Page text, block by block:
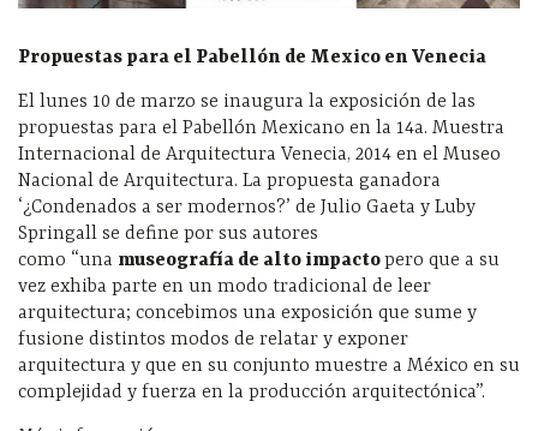
Propuestas para el Pabellón de Mexico en Venecia
El lunes 10 de marzo se inaugura la exposición de las
propuestas para el Pabellón Mexicano en la 14a. Muestra
Internacional de Arquitectura Venecia, 2014 en el Museo
Nacional de Arquitectura. La propuesta ganadora
‘¿Condenados a ser modernos?’ de Julio Gaeta y Luby
Springall se define por sus autores
como “una museografía de alto impactopero que a su
vez exhiba parte en un modo tradicional de leer
arquitectura; concebimos una exposición que sume y
fusione distintos modos de relatar y exponer
arquitectura y que en su conjunto muestre a México en su
complejidad y fuerza en la producción arquitectónica”.